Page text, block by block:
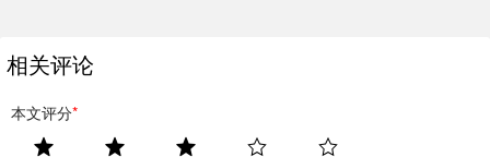
相关评论
本文评分*